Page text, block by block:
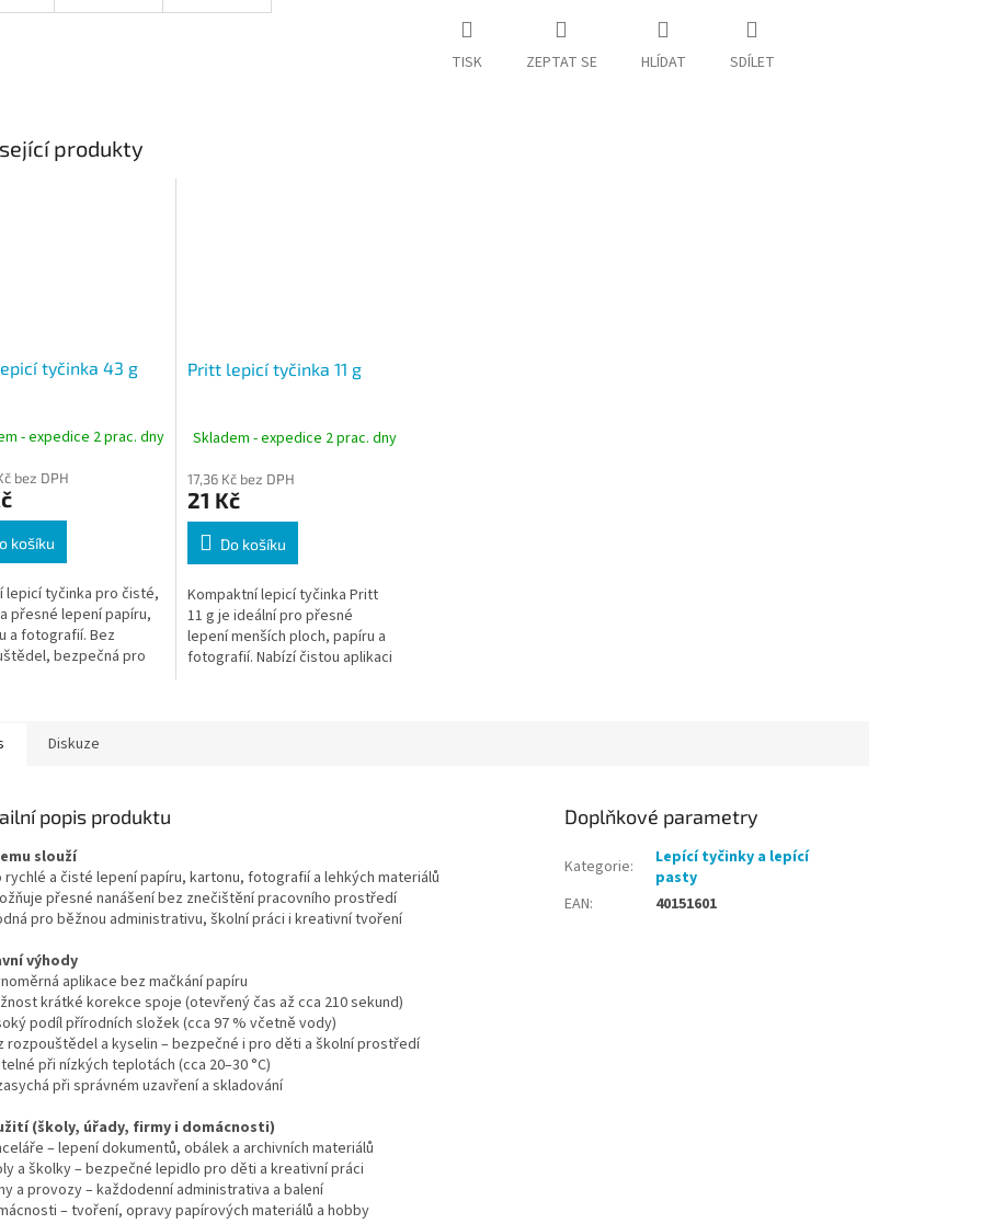
TISK ZEPTAT SE HLÍDAT SDÍLET
produkty
tyčinka 43 g
- expedice 2 prac. dny
bez DPH
košíku
lepicí tyčinka pro čisté,
přesné lepení papíru,
a fotografií. Bez
bezpečná pro
Pritt lepicí tyčinka 11 g
Skladem - expedice 2 prac. dny
17,36 Kč bez DPH
21 Kč
Do košíku
Kompaktní lepicí tyčinka Pritt
11 g je ideální pro přesné
lepení menších ploch, papíru a
fotografií. Nabízí čistou aplikaci
Diskuze
popis produktu
slouží
rychlé a čisté lepení papíru, kartonu, fotografií a lehkých materiálů
přesné nanášení bez znečištění pracovního prostředí
pro běžnou administrativu, školní práci i kreativní tvoření
výhody
aplikace bez mačkání papíru
krátké korekce spoje (otevřený čas až cca 210 sekund)
podíl přírodních složek (cca 97 % včetně vody)
rozpouštědel a kyselin – bezpečné i pro děti a školní prostředí
při nízkých teplotách (cca 20–30 °C)
při správném uzavření a skladování
(školy, úřady, firmy i domácnosti)
– lepení dokumentů, obálek a archivních materiálů
a školky – bezpečné lepidlo pro děti a kreativní práci
a provozy – každodenní administrativa a balení
– tvoření, opravy papírových materiálů a hobby
Doplňkové parametry
Kategorie:
Lepící tyčinky a lepící
pasty
EAN: 40151601